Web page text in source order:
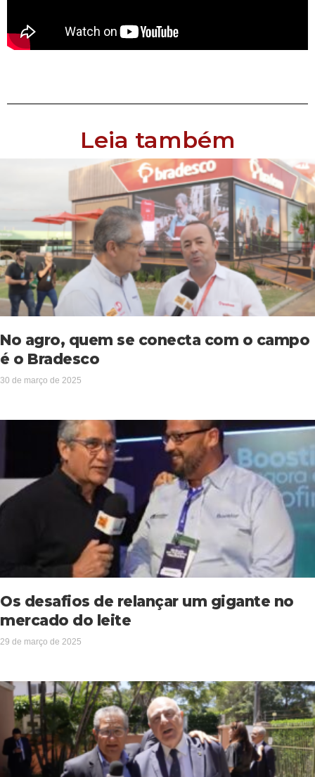
Leia também
No agro, quem se conecta com o campo
é o Bradesco
30 de março de 2025
Os desafios de relançar um gigante no
mercado do leite
29 de março de 2025